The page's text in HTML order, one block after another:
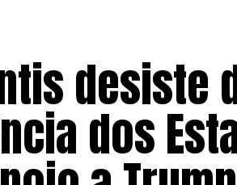
desiste
dos